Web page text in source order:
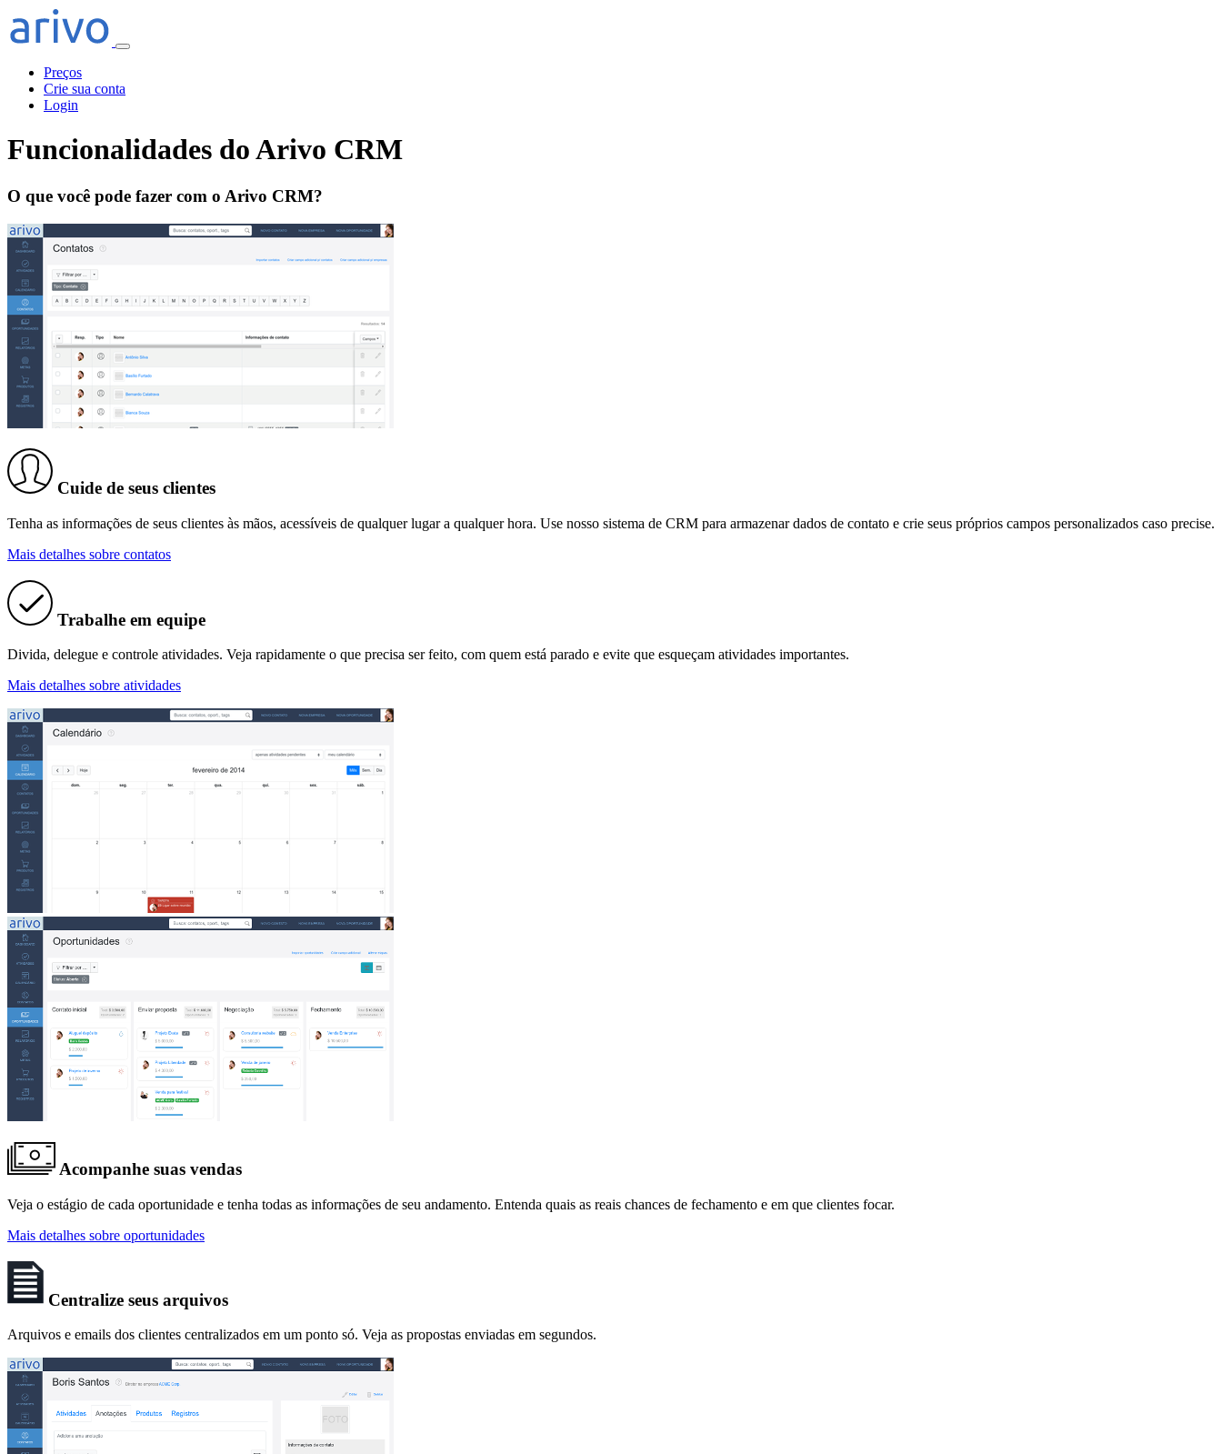
Preços
Crie sua conta
Login
Funcionalidades do Arivo CRM
O que você pode fazer com o Arivo CRM?
Cuide de seus clientes
Tenha as informações de seus clientes às mãos, acessíveis de qualquer lugar a qualquer hora. Use nosso sistema de CRM para armazenar dados de contato e crie seus próprios campos personalizados caso precise.
Mais detalhes sobre contatos
Trabalhe em equipe
Divida, delegue e controle atividades. Veja rapidamente o que precisa ser feito, com quem está parado e evite que esqueçam atividades importantes.
Mais detalhes sobre atividades
Acompanhe suas vendas
Veja o estágio de cada oportunidade e tenha todas as informações de seu andamento. Entenda quais as reais chances de fechamento e em que clientes focar.
Mais detalhes sobre oportunidades
Centralize seus arquivos
Arquivos e emails dos clientes centralizados em um ponto só. Veja as propostas enviadas em segundos.